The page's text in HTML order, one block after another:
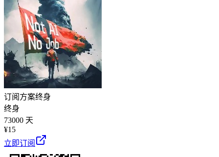
订阅方案终身
终身
73000 天
¥15
立即订阅